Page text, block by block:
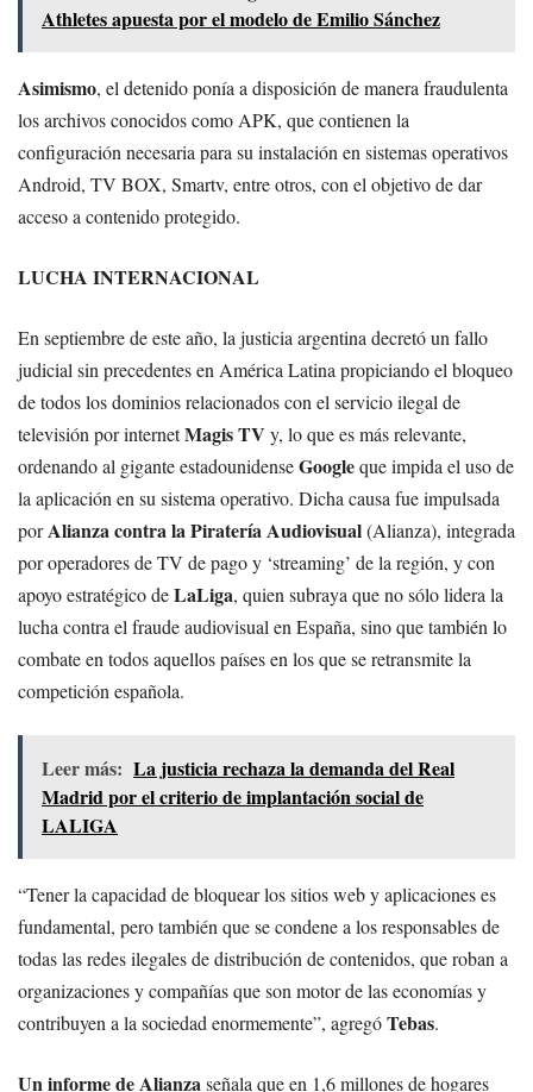
Athletes apuesta por el modelo de Emilio Sánchez
Asimismo, el detenido ponía a disposición de manera fraudulenta
los archivos conocidos como APK, que contienen la
configuración necesaria para su instalación en sistemas operativos
Android, TV BOX, Smartv, entre otros, con el objetivo de dar
acceso a contenido protegido.
LUCHA INTERNACIONAL
En septiembre de este año, la justicia argentina decretó un fallo
judicial sin precedentes en América Latina propiciando el bloqueo
de todos los dominios relacionados con el servicio ilegal de
televisión por internetMagis TV y, lo que es más relevante,
ordenando al gigante estadounidenseGoogleque impida el uso de
la aplicación en su sistema operativo. Dicha causa fue impulsada
porAlianza contra la Piratería Audiovisual(Alianza), integrada
por operadores de TV de pago y ‘streaming’ de la región, y con
apoyo estratégico deLaLiga, quien subraya que no sólo lidera la
lucha contra el fraude audiovisual en España, sino que también lo
combate en todos aquellos países en los que se retransmite la
competición española.
Leer más: La justicia rechaza la demanda del Real
Madrid por el criterio de implantación social de
LALIGA
“Tener la capacidad de bloquear los sitios web y aplicaciones es
fundamental, pero también que se condene a los responsables de
todas las redes ilegales de distribución de contenidos, que roban a
organizaciones y compañías que son motor de las economías y
contribuyen a la sociedad enormemente”, agregóTebas.
Un informe de Alianzaseñala que en 1,6 millones de hogares